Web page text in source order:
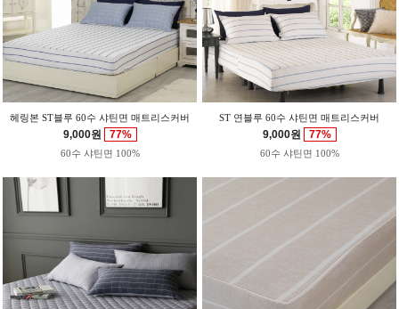
헤링본 ST블루 60수 샤틴면 매트리스커버
9,000원 77%
60수 샤틴면 100%
ST 연블루 60수 샤틴면 매트리스커버
9,000원 77%
60수 샤틴면 100%